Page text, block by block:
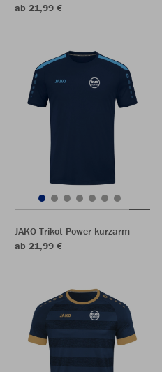
ab 21,99 €
JAKO Trikot Power kurzarm
ab 21,99 €